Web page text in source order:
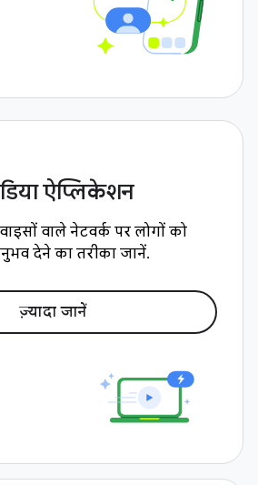
ऐप्लिकेशन
वाले नेटवर्क पर लोगों को
देने का तरीका जानें.
ज़्यादा जानें